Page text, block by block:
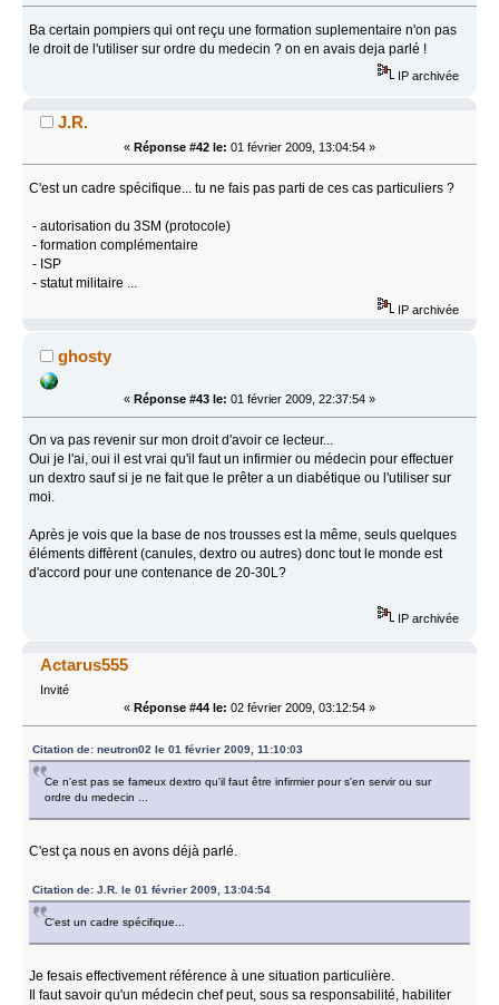
Ba certain pompiers qui ont reçu une formation suplementaire n'on pas
le droit de l'utiliser sur ordre du medecin ? on en avais deja parlé !
IP archivée
J.R.
« Réponse #42 le: 01 février 2009, 13:04:54 »
C'est un cadre spécifique... tu ne fais pas parti de ces cas particuliers ?
- autorisation du 3SM (protocole)
- formation complémentaire
- ISP
- statut militaire ...
IP archivée
ghosty
« Réponse #43 le: 01 février 2009, 22:37:54 »
On va pas revenir sur mon droit d'avoir ce lecteur...
Oui je l'ai, oui il est vrai qu'il faut un infirmier ou médecin pour effectuer
un dextro sauf si je ne fait que le prêter a un diabétique ou l'utiliser sur
moi.
Après je vois que la base de nos trousses est la même, seuls quelques
éléments diffèrent (canules, dextro ou autres) donc tout le monde est
d'accord pour une contenance de 20-30L?
IP archivée
Actarus555
Invité
« Réponse #44 le: 02 février 2009, 03:12:54 »
Citation de: neutron02 le 01 février 2009, 11:10:03
Ce n'est pas se fameux dextro qu'il faut être infirmier pour s'en servir ou sur
ordre du medecin ...
C'est ça nous en avons déjà parlé.
Citation de: J.R. le 01 février 2009, 13:04:54
C'est un cadre spécifique...
Je fesais effectivement référence à une situation particulière.
Il faut savoir qu'un médecin chef peut, sous sa responsabilité, habiliter